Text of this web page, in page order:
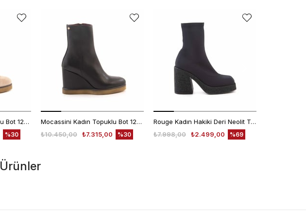
Mocassini Kadın Topuklu Bot 1262
%30
Mocassini Kadın Topuklu Bot 1262
₺7.315,00
₺10.450,00 %30
Rouge Kadın Hakiki Deri Neolit Taban Siyah Topuklu Bot
₺2.499,00
₺7.998,00 %69
Ürünler